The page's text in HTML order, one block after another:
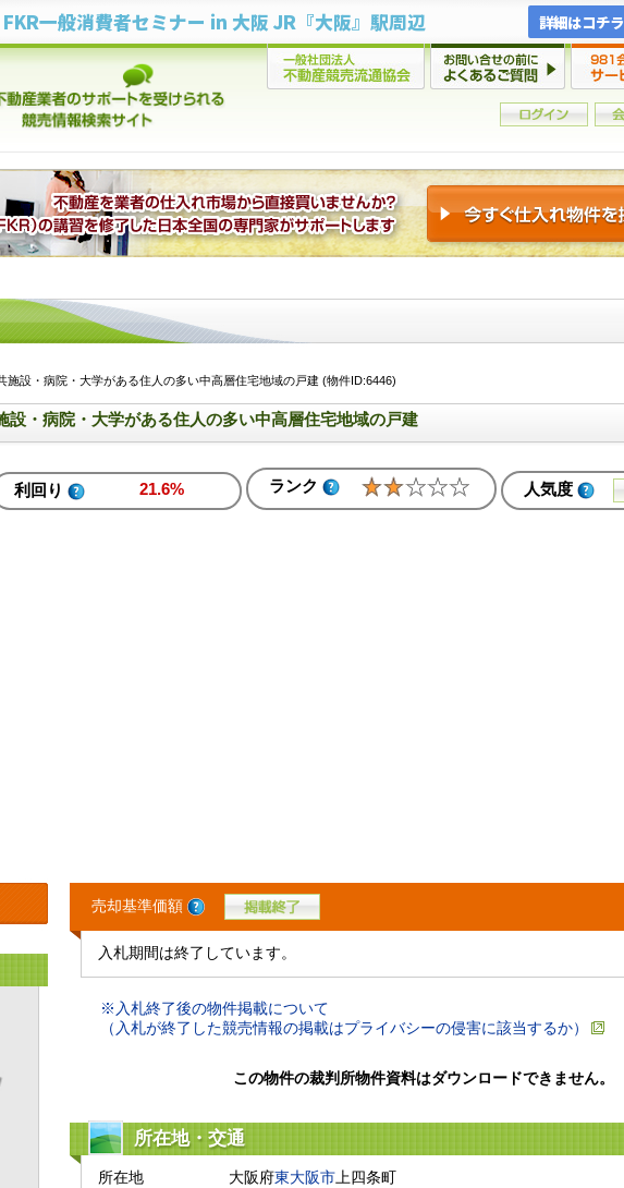
FKR一般消費者セミナー in 大阪 JR『大阪』駅周辺 詳細はコチラ
設・病院・大学がある住人の多い中高層住宅地域の戸建 (物件ID:6446)
設・病院・大学がある住人の多い中高層住宅地域の戸建
利回り 21.6% ランク 人気度
売却基準価額
入札期間は終了しています。
※入札終了後の物件掲載について
（入札が終了した競売情報の掲載はプライバシーの侵害に該当するか）
この物件の裁判所物件資料はダウンロードできません。
所在地・交通
所在地 大阪府東大阪市上四条町